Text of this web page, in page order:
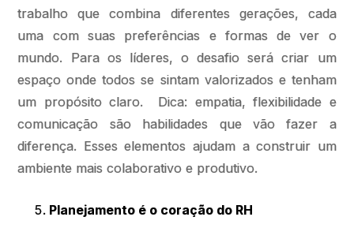
trabalho que combina diferentes gerações, cada
uma com suas preferências e formas de ver o
mundo. Para os líderes, o desafio será criar um
espaço onde todos se sintam valorizados e tenham
um propósito claro. Dica: empatia, flexibilidade e
comunicação são habilidades que vão fazer a
diferença. Esses elementos ajudam a construir um
ambiente mais colaborativo e produtivo.
Planejamento é o coração do RH